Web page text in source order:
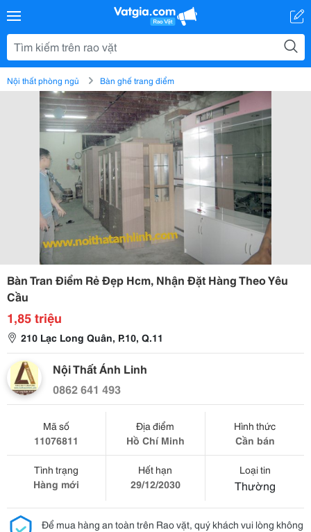
Nội thất phòng ngủ Bàn ghế trang điểm
Bàn Tran Điểm Rẻ Đẹp Hcm, Nhận Đặt Hàng Theo Yêu
Cầu
1,85 triệu
210 Lạc Long Quân, P.10, Q.11
Nội Thất Ánh Linh
0862 641 493
Mã số
11076811
Địa điểm
Hồ Chí Minh
Hình thức
Cần bán
Tình trạng
Hàng mới
Hết hạn
29/12/2030
Loại tin
Thường
Để mua hàng an toàn trên Rao vặt, quý khách vui lòng không